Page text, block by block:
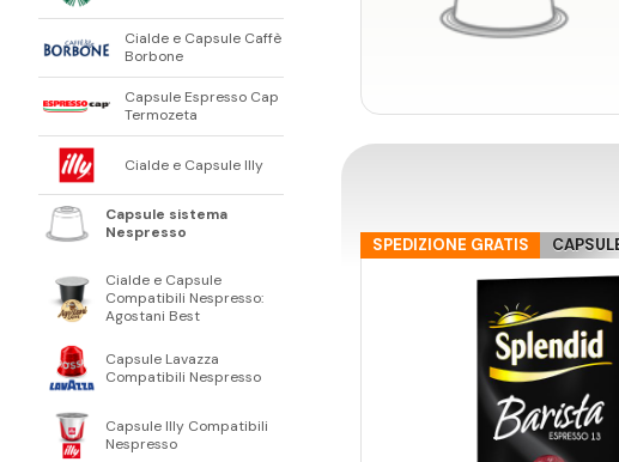
Cialde e Capsule Caffè
Borbone
Capsule Espresso Cap
Termozeta
Cialde e Capsule Illy
Capsule sistema
Nespresso
Cialde e Capsule
Compatibili Nespresso:
Agostani Best
Capsule Lavazza
Compatibili Nespresso
Capsule Illy Compatibili
Nespresso
SPEDIZIONE GRATIS